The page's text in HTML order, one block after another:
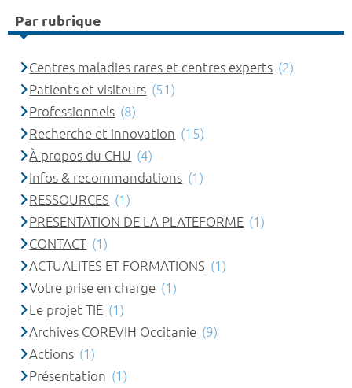
Par rubrique
Centres maladies rares et centres experts (2)
Patients et visiteurs (51)
Professionnels (8)
Recherche et innovation (15)
À propos du CHU (4)
Infos & recommandations (1)
RESSOURCES (1)
PRESENTATION DE LA PLATEFORME (1)
CONTACT (1)
ACTUALITES ET FORMATIONS (1)
Votre prise en charge (1)
Le projet TIE (1)
Archives COREVIH Occitanie (9)
Actions (1)
Présentation (1)